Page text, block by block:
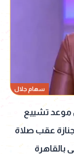
سهام جلال
موعد تشييع
عقب صلاة